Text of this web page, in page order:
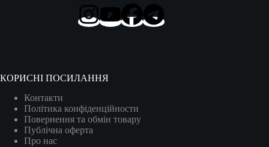
КОРИСНІ ПОСИЛАННЯ
Контакти
Політика конфіденційности
Повернення та обмін товару
Публічна оферта
Про нас